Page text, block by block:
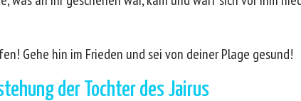
Gehe hin im Frieden und sei von deiner Plage gesund!
der Tochter des Jairus